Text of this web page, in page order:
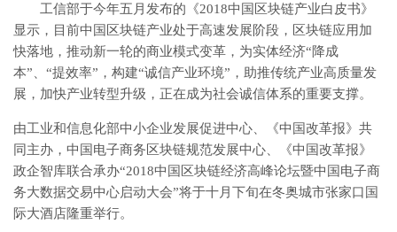
工信部于今年五月发布的《2018中国区块链产业白皮书》
显示，目前中国区块链产业处于高速发展阶段，区块链应用加
快落地，推动新一轮的商业模式变革，为实体经济“降成
本”、“提效率”，构建“诚信产业环境”，助推传统产业高质量发
展，加快产业转型升级，正在成为社会诚信体系的重要支撑。
由工业和信息化部中小企业发展促进中心、《中国改革报》共
同主办，中国电子商务区块链规范发展中心、《中国改革报》
政企智库联合承办“2018中国区块链经济高峰论坛暨中国电子商
务大数据交易中心启动大会”将于十月下旬在冬奥城市张家口国
际大酒店隆重举行。